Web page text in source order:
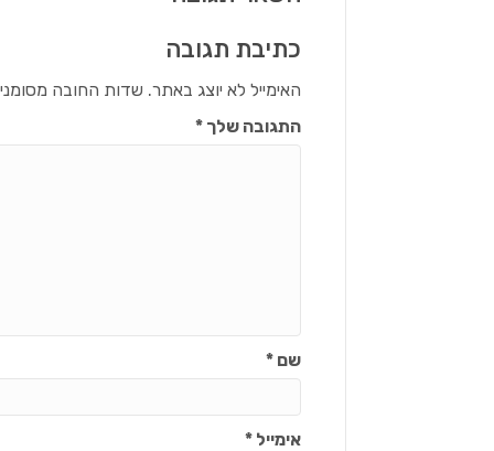
כתיבת תגובה
האימייל לא יוצג באתר. שדות החובה
התגובה שלך*
שם*
אימייל*